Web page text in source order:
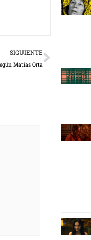
SIGUIENTE
Matías Orta
Next